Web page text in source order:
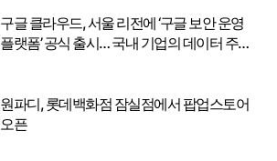
구글 클라우드, 서울 리전에 ‘구글 보안 운영
플랫폼’ 공식 출시… 국내 기업의 데이터 주권
원파디, 롯데백화점 잠실점에서 팝업스토어
오픈